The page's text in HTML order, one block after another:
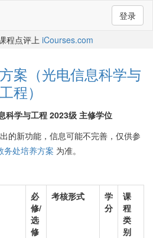
登录
程点评上 iCourses.com
案（光电信息科学与
工程）
科学与工程 2023级 主修学位
的新功能，信息可能不完善，仅供参
务处培养方案 为准。
必
修/
选
修
考核形式
学
分
课
程
类
别